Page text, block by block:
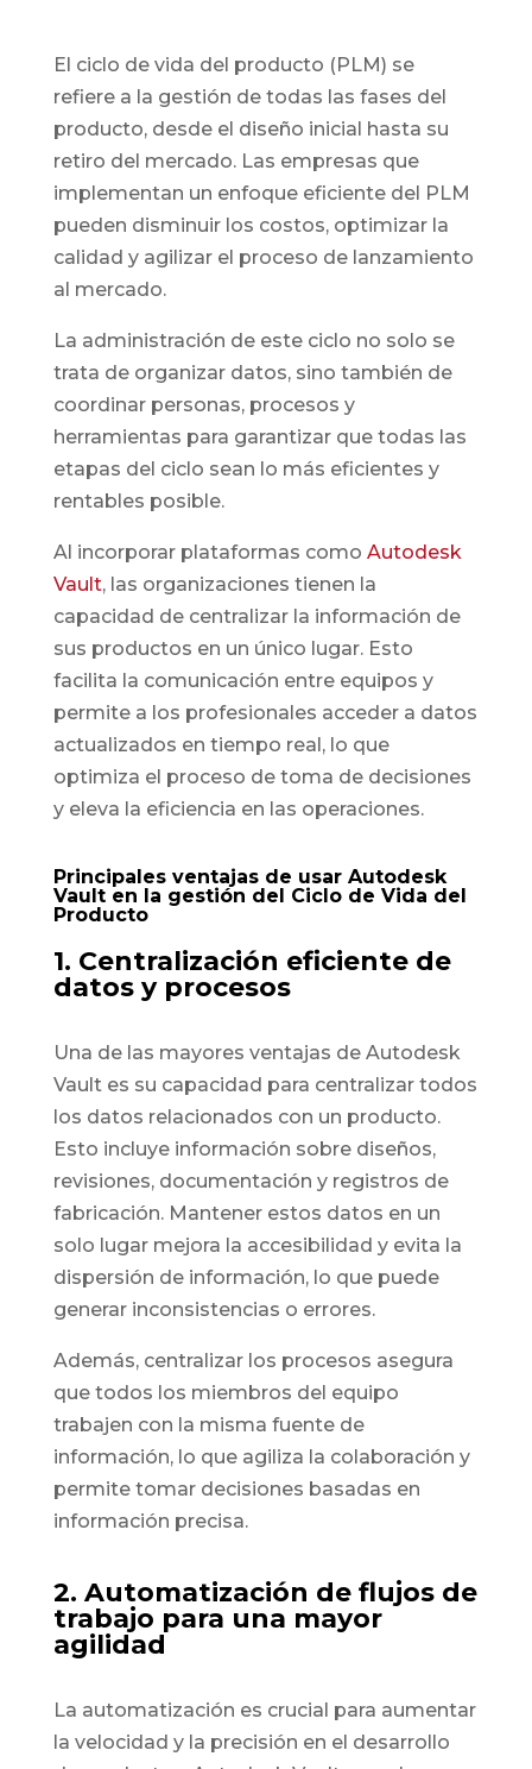
El ciclo de vida del producto (PLM) se
refiere a la gestión de todas las fases del
producto, desde el diseño inicial hasta su
retiro del mercado. Las empresas que
implementan un enfoque eficiente del PLM
pueden disminuir los costos, optimizar la
calidad y agilizar el proceso de lanzamiento
al mercado.
La administración de este ciclo no solo se
trata de organizar datos, sino también de
coordinar personas, procesos y
herramientas para garantizar que todas las
etapas del ciclo sean lo más eficientes y
rentables posible.
Al incorporar plataformas como Autodesk
Vault, las organizaciones tienen la
capacidad de centralizar la información de
sus productos en un único lugar. Esto
facilita la comunicación entre equipos y
permite a los profesionales acceder a datos
actualizados en tiempo real, lo que
optimiza el proceso de toma de decisiones
y eleva la eficiencia en las operaciones.
Principales ventajas de usar Autodesk
Vault en la gestión del Ciclo de Vida del
Producto
1. Centralización eficiente de
datos y procesos
Una de las mayores ventajas de Autodesk
Vault es su capacidad para centralizar todos
los datos relacionados con un producto.
Esto incluye información sobre diseños,
revisiones, documentación y registros de
fabricación. Mantener estos datos en un
solo lugar mejora la accesibilidad y evita la
dispersión de información, lo que puede
generar inconsistencias o errores.
Además, centralizar los procesos asegura
que todos los miembros del equipo
trabajen con la misma fuente de
información, lo que agiliza la colaboración y
permite tomar decisiones basadas en
información precisa.
2. Automatización de flujos de
trabajo para una mayor
agilidad
La automatización es crucial para aumentar
la velocidad y la precisión en el desarrollo